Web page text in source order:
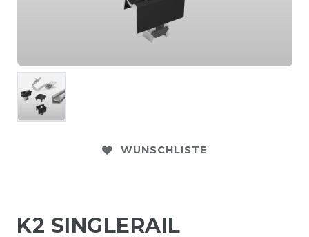
WUNSCHLISTE
K2 SINGLERAIL